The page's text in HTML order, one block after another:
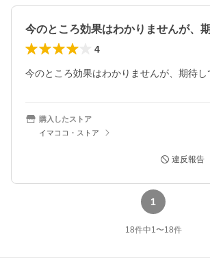
4
今のところ効果はわかりませんが、期待し
購入したストア
イマココ・ストア
違反報告
1
18件中1〜18件